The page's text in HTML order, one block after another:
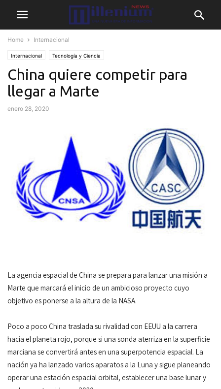
Home Internacional
Internacional Tecnología y Ciencia
China quiere competir para
llegar a Marte
enero 28, 2020
La agencia espacial de China se prepara para lanzar una misión a
Marte que marcará el inicio de un ambicioso proyecto cuyo
objetivo es ponerse a la altura de la NASA.
Poco a poco China traslada su rivalidad con EEUU a la carrera
hacia el planeta rojo, porque si una sonda aterriza en la superficie
marciana se convertirá antes en una superpotencia espacial. La
nación ya ha lanzado varios aparatos a la Luna y sigue planeando
operar una estación espacial orbital, establecer una base lunar y